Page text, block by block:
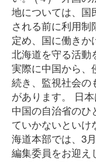
地については、国
される前に利用
定め、国に働き
北海道を守る活動
実際に中国から、
続き、監視社会の
があります。 日
中国の自治省のひ
ていかないとい
海道本部では、3
編集委員をお迎え